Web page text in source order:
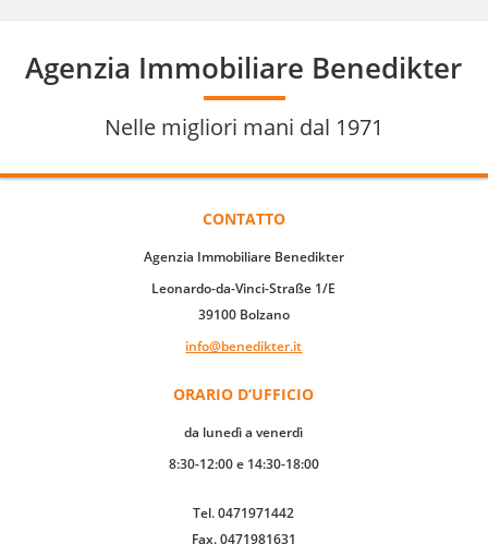
Agenzia Immobiliare Benedikter
Nelle migliori mani dal 1971
CONTATTO
Agenzia Immobiliare Benedikter
Leonardo-da-Vinci-Straße 1/E
39100 Bolzano
info@benedikter.it
ORARIO D‘UFFICIO
da lunedì a venerdì
8:30-12:00 e 14:30-18:00
Tel. 0471971442
Fax. 0471981631